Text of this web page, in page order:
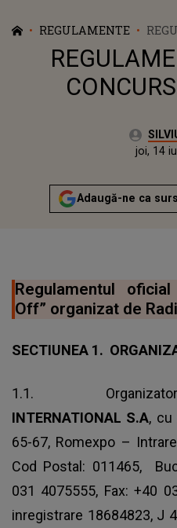
REGULAMENTE
Autor:
joi, 14
Adaugă-ne ca
Regulamentul
Off” organizat de
SECTIUNEA 1.
1.1.
INTERNATIONAL S.A, cu
65-67, Romexpo –
Cod Postal: 011465,
031 4075555, Fax: +40
inregistrare 18684823, J